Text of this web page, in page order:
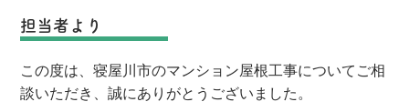
担当者より
この度は、寝屋川市のマンション屋根工事についてご相
談いただき、誠にありがとうございました。